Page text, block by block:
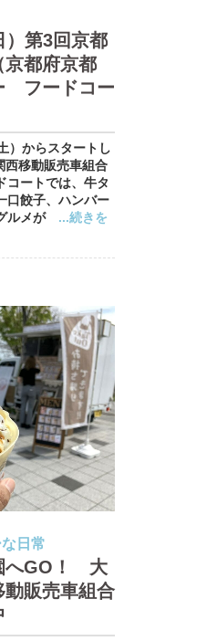
）第3回京都
京都府京都
フードコー
）からスタートし
西移動販売車組合
コートでは、牛タ
口餃子、ハンバー
ルメが...続きを
日常
へGO！ 大
販売車組合